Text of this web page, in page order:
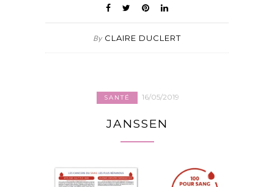
By CLAIRE DUCLERT
SANTÉ 16/05/2019
JANSSEN